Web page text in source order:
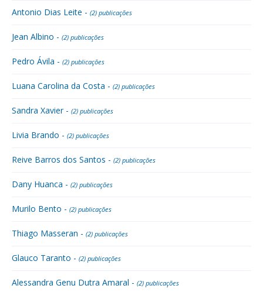
Antonio Dias Leite - (2) publicações
Jean Albino - (2) publicações
Pedro Ávila - (2) publicações
Luana Carolina da Costa - (2) publicações
Sandra Xavier - (2) publicações
Livia Brando - (2) publicações
Reive Barros dos Santos - (2) publicações
Dany Huanca - (2) publicações
Murilo Bento - (2) publicações
Thiago Masseran - (2) publicações
Glauco Taranto - (2) publicações
Alessandra Genu Dutra Amaral - (2) publicações